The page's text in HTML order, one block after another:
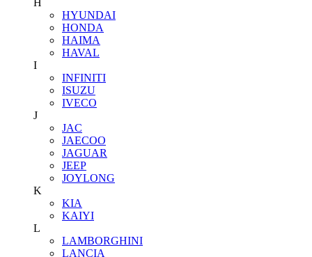
HYUNDAI
HONDA
HAIMA
HAVAL
I
INFINITI
ISUZU
IVECO
J
JAC
JAECOO
JAGUAR
JEEP
JOYLONG
K
KIA
KAIYI
L
LAMBORGHINI
LANCIA